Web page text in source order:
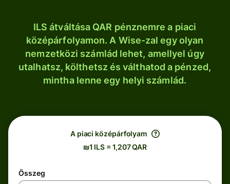
ILS átváltása QAR pénznemre a piaci
középárfolyamon. A Wise-zal egy olyan
nemzetközi számlád lehet, amellyel úgy
utalhatsz, költhetsz és válthatod a pénzed,
mintha lenne egy helyi számlád.
A piaci középárfolyam
₪1 ILS = 1,207 QAR
Összeg